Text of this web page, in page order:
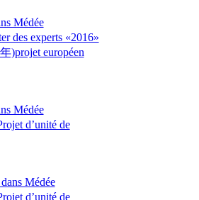
Médée
des experts «2016»
)projet européen
Médée
d’unité de
Médée
d’unité de